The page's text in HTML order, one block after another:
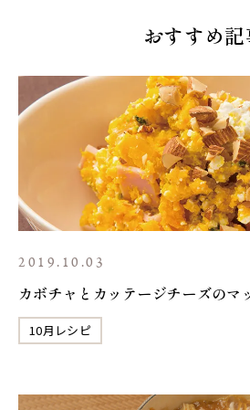
おすすめ
2019.10.03
カボチャとカッテージチーズのマ
10月レシピ